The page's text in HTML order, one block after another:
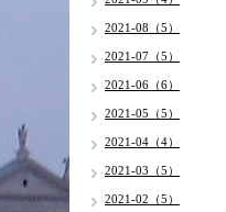
2021-08（5）
2021-07（5）
2021-06（6）
2021-05（5）
2021-04（4）
2021-03（5）
2021-02（5）